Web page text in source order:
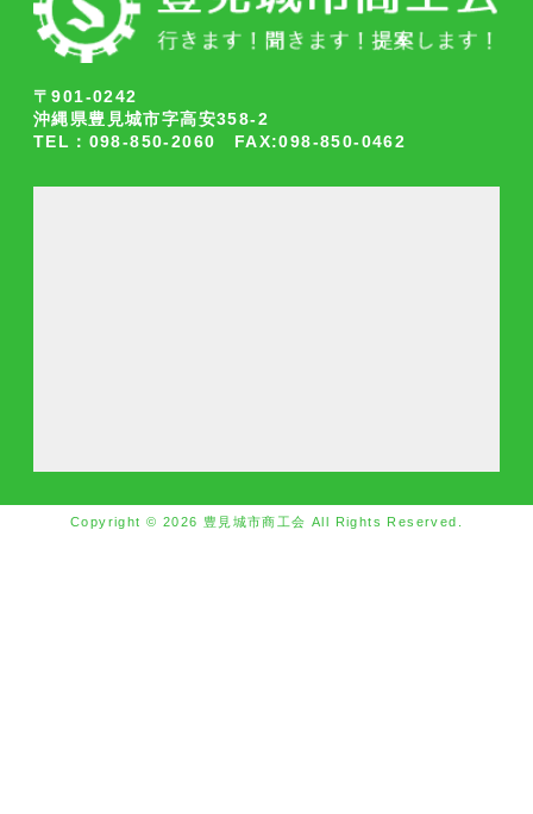
〒901-0242
沖縄県豊見城市字高安358-2
TEL：098-850-2060 FAX:098-850-0462
Copyright © 2026 豊見城市商工会 All Rights Reserved.